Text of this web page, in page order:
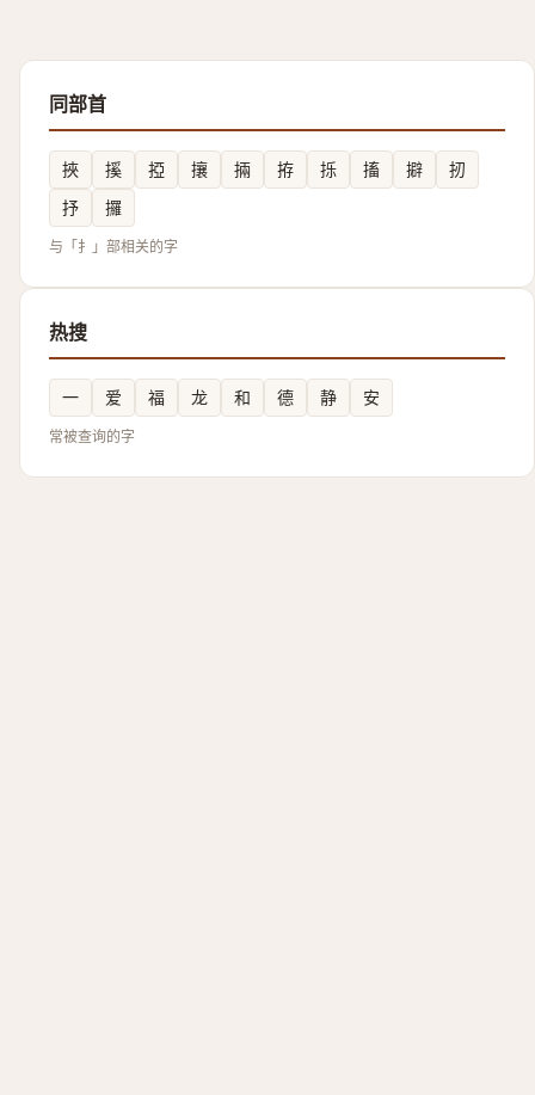
同部首
挾 㨙 掗 攘 掚 拵 㧰 搐 擗
扨
抒
攞
与「扌」部相关的字
热搜
一 爱 福 龙 和 德 静 安
常被查询的字